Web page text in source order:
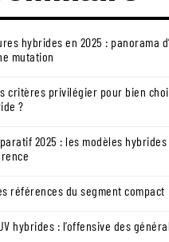
hybrides en 2025 : panorama
mutation
critères privilégier pour bien
?
2025 : les modèles
références du segment compact
hybrides : l’offensive des